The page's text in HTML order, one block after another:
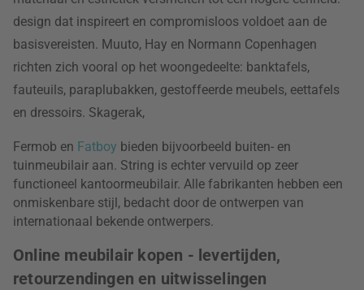
design dat inspireert en compromisloos voldoet aan de
basisvereisten. Muuto, Hay en Normann Copenhagen
richten zich vooral op het woongedeelte: banktafels,
fauteuils, paraplubakken, gestoffeerde meubels, eettafels
en dressoirs. Skagerak,
Fermob en Fatboy bieden bijvoorbeeld buiten- en
tuinmeubilair aan. String is echter vervuild op zeer
functioneel kantoormeubilair. Alle fabrikanten hebben een
onmiskenbare stijl, bedacht door de ontwerpen van
internationaal bekende ontwerpers.
Online meubilair kopen - levertijden,
retourzendingen en uitwisselingen